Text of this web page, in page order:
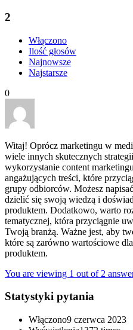
2
Włączono
Ilość głosów
Najnowsze
Najstarsze
0
Witaj! Oprócz marketingu w
wiele innych skutecznych
wykorzystanie content
angażujących treści, które
grupy odbiorców. Możesz
dzielić się swoją wiedzą i
produktem. Dodatkowo, warto
tematycznej, która przyciągnie
Twoją branżą. Ważne jest, aby
które są zarówno wartościowe
produktem.
You are viewing 1 out of 2
Statystyki pytania
Włączono9 czerwca 2023